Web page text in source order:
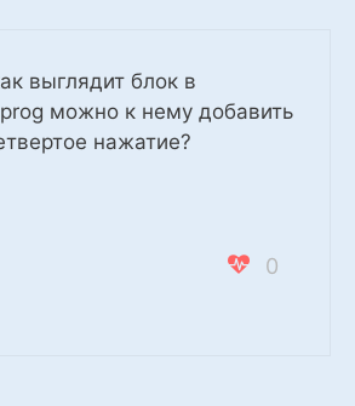
выглядит блок в
можно к нему добавить
нажатие?
0